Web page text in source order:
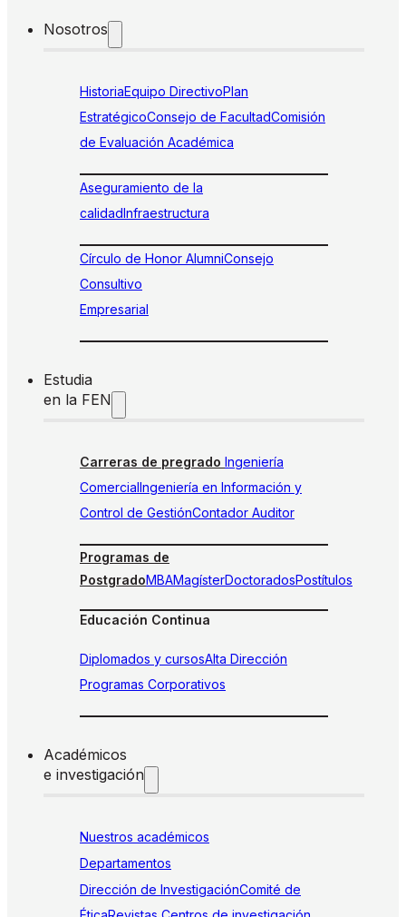
Nosotros
HistoriaEquipo DirectivoPlan
EstratégicoConsejo de FacultadComisión
de Evaluación Académica
Aseguramiento de la
calidadInfraestructura
Círculo de Honor AlumniConsejo
Consultivo
Empresarial
Estudia
en la FEN
Carreras de pregrado Ingeniería
ComercialIngeniería en Información y
Control de GestiónContador Auditor
Programas de
PostgradoMBAMagísterDoctoradosPostítulos
Educación Continua
Diplomados y cursosAlta Dirección
Programas Corporativos
Académicos
e investigación
Nuestros académicos
Departamentos
Dirección de InvestigaciónComité de